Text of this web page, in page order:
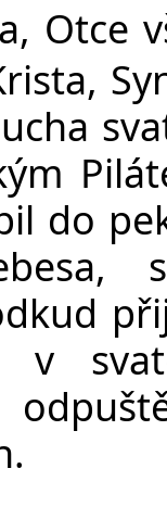
Otce
do
v